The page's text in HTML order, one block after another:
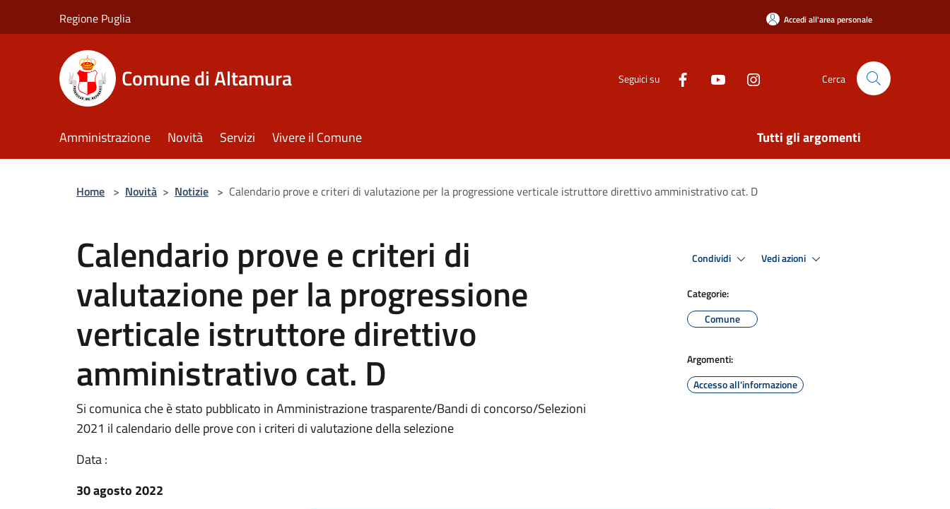
Regione Puglia Accedi all'area personale
Comune di Altamura Seguici su Cerca
Amministrazione Novità Servizi Vivere il Comune Tutti gli argomenti
Home > Novità > Notizie > Calendario prove e criteri di valutazione per la progressione verticale istruttore direttivo amministrativo cat. D
Calendario prove e criteri di
valutazione per la progressione
verticale istruttore direttivo
amministrativo cat. D
Si comunica che è stato pubblicato in Amministrazione trasparente/Bandi di concorso/Selezioni
2021 il calendario delle prove con i criteri di valutazione della selezione
Data :
30 agosto 2022
Condividi Vedi azioni
Categorie:
Comune
Argomenti:
Accesso all'informazione